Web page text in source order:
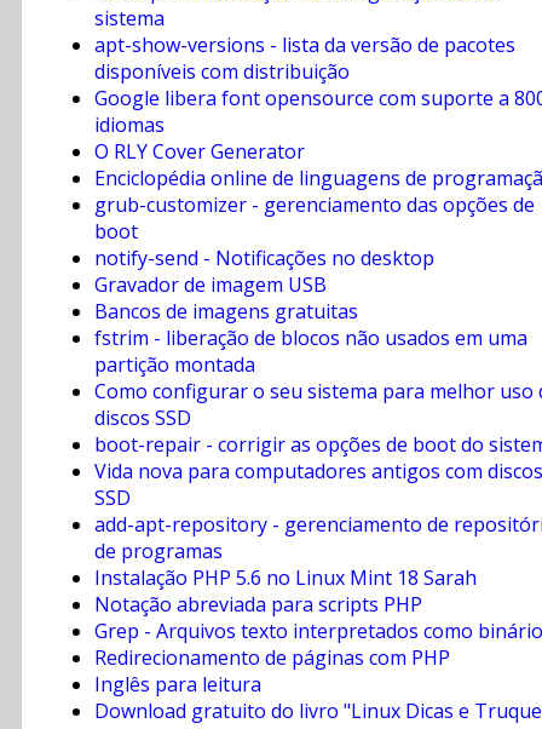
sistema
apt-show-versions - lista da versão de pacotes
disponíveis com distribuição
Google libera font opensource com suporte a
idiomas
O RLY Cover Generator
Enciclopédia online de linguagens de
grub-customizer - gerenciamento das opções de
boot
notify-send - Notificações no desktop
Gravador de imagem USB
Bancos de imagens gratuitas
fstrim - liberação de blocos não usados em uma
partição montada
Como configurar o seu sistema para melhor uso
discos SSD
boot-repair - corrigir as opções de boot do
Vida nova para computadores antigos com discos
SSD
add-apt-repository - gerenciamento de
de programas
Instalação PHP 5.6 no Linux Mint 18 Sarah
Notação abreviada para scripts PHP
Grep - Arquivos texto interpretados como
Redirecionamento de páginas com PHP
Inglês para leitura
Download gratuito do livro "Linux Dicas e